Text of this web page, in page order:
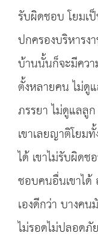
รับผิดชอบ โยมเ
ปกครองบริหาร
บ้านนั้นก็จะมีคว
ตั้งหลายคน ไม่ดู
ภรรยา ไม่ดูแลลู
เขาเลยญาติโยม
ได้ เขาไม่รับผิดช
ชอบคนอื่นเขาได้
เองดีกว่า บางค
ไม่รอดไม่ปลอด